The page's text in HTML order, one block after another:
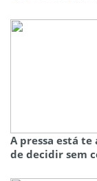
A pressa está te
de decidir sem